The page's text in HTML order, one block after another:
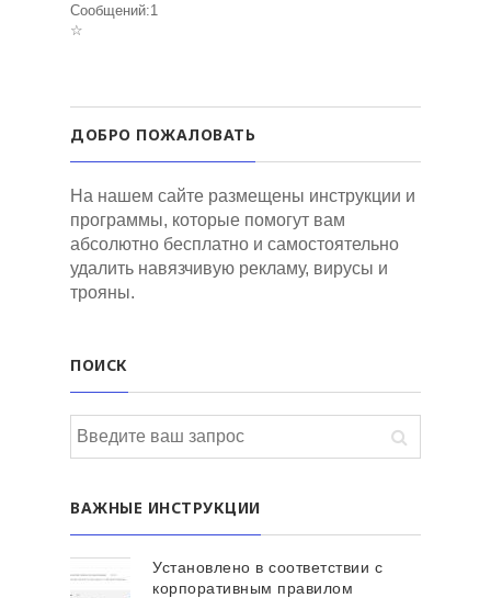
Сообщений:1
☆
ДОБРО ПОЖАЛОВАТЬ
На нашем сайте размещены инструкции и
программы, которые помогут вам
абсолютно бесплатно и самостоятельно
удалить навязчивую рекламу, вирусы и
трояны.
ПОИСК
ВАЖНЫЕ ИНСТРУКЦИИ
Установлено в соответствии с
корпоративным правилом